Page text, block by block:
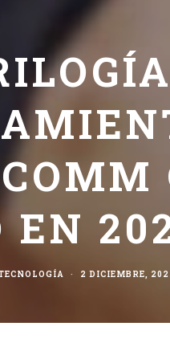
EN
· 2 DICIEMBRE,